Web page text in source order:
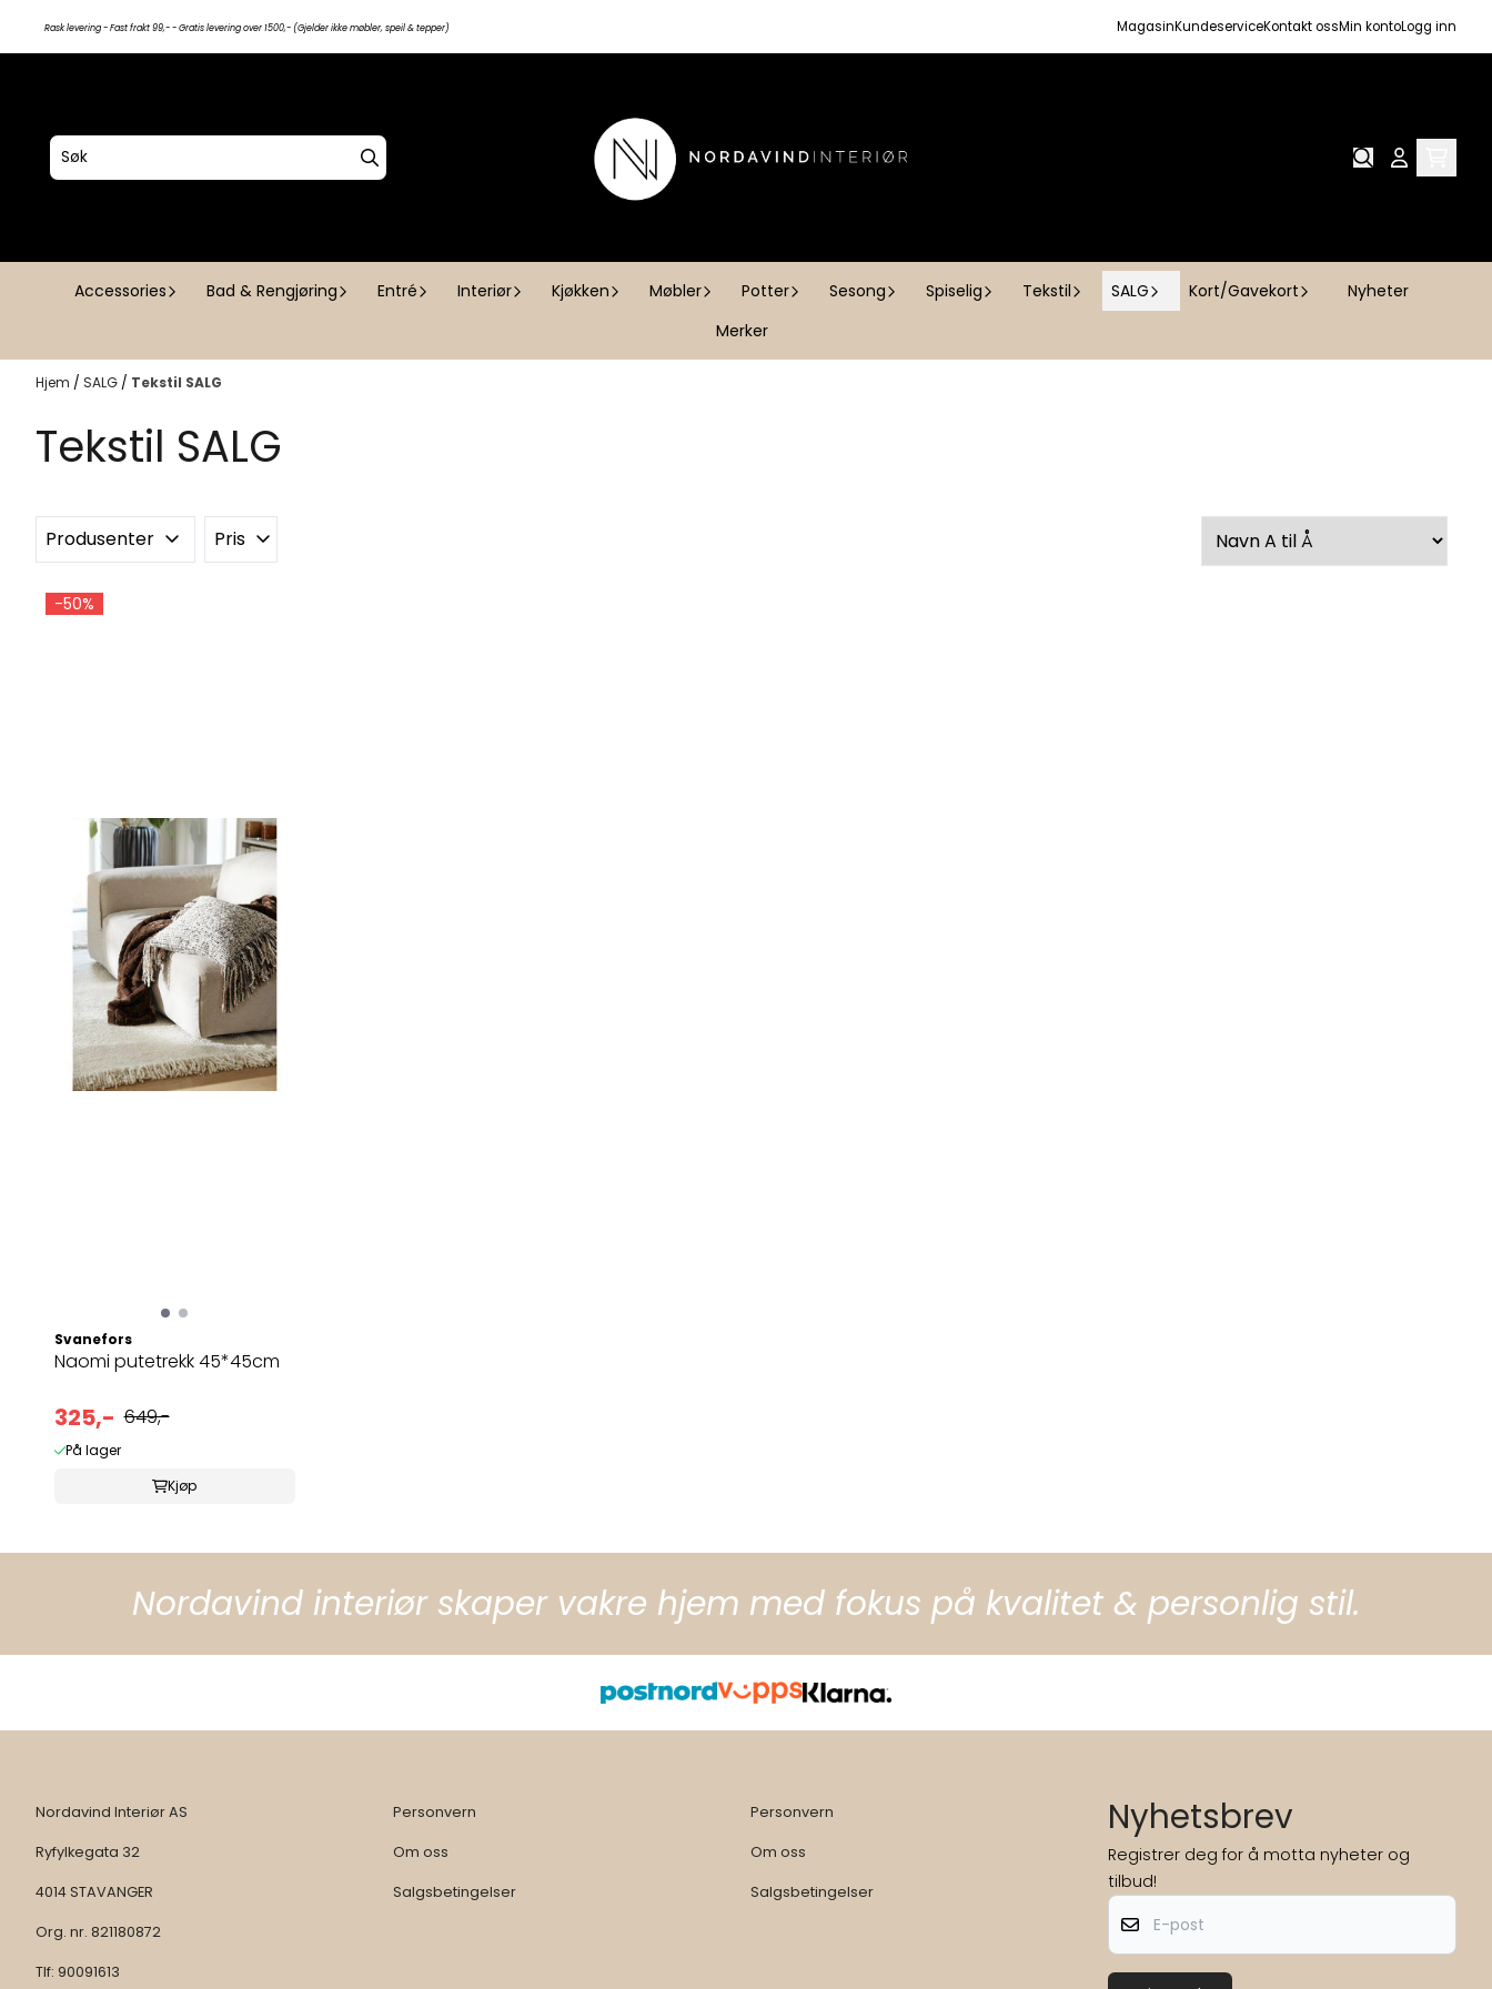
Hopp til innhold
Rask levering - Fast frakt 99,- - Gratis levering over 1500,- (Gjelder ikke møbler, speil & tepper) MagasinKundeserviceKontakt ossMin kontoLogg inn
Accessories Bad & Rengjøring Entré Interiør Kjøkken Møbler Potter Sesong Spiselig Tekstil SALG Kort/Gavekort
Nyheter
Merker
Hjem / SALG / Tekstil SALG
Tekstil SALG
Produsenter Pris
-50%
Svanefors
Naomi putetrekk 45*45cm
325,- 649,-
På lager
Kjøp
Nordavind interiør skaper vakre hjem med fokus på kvalitet & personlig stil.
Nordavind Interiør AS
Ryfylkegata 32
4014 STAVANGER
Org. nr. 821180872
Tlf: 90091613
Personvern
Om oss
Salgsbetingelser
Personvern
Om oss
Salgsbetingelser
Nyhetsbrev
Registrer deg for å motta nyheter og
tilbud!
E-post